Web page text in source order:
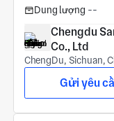
Dung lượng --
Chengdu
Co., Ltd
ChengDu, Sichuan,
Gửi yêu